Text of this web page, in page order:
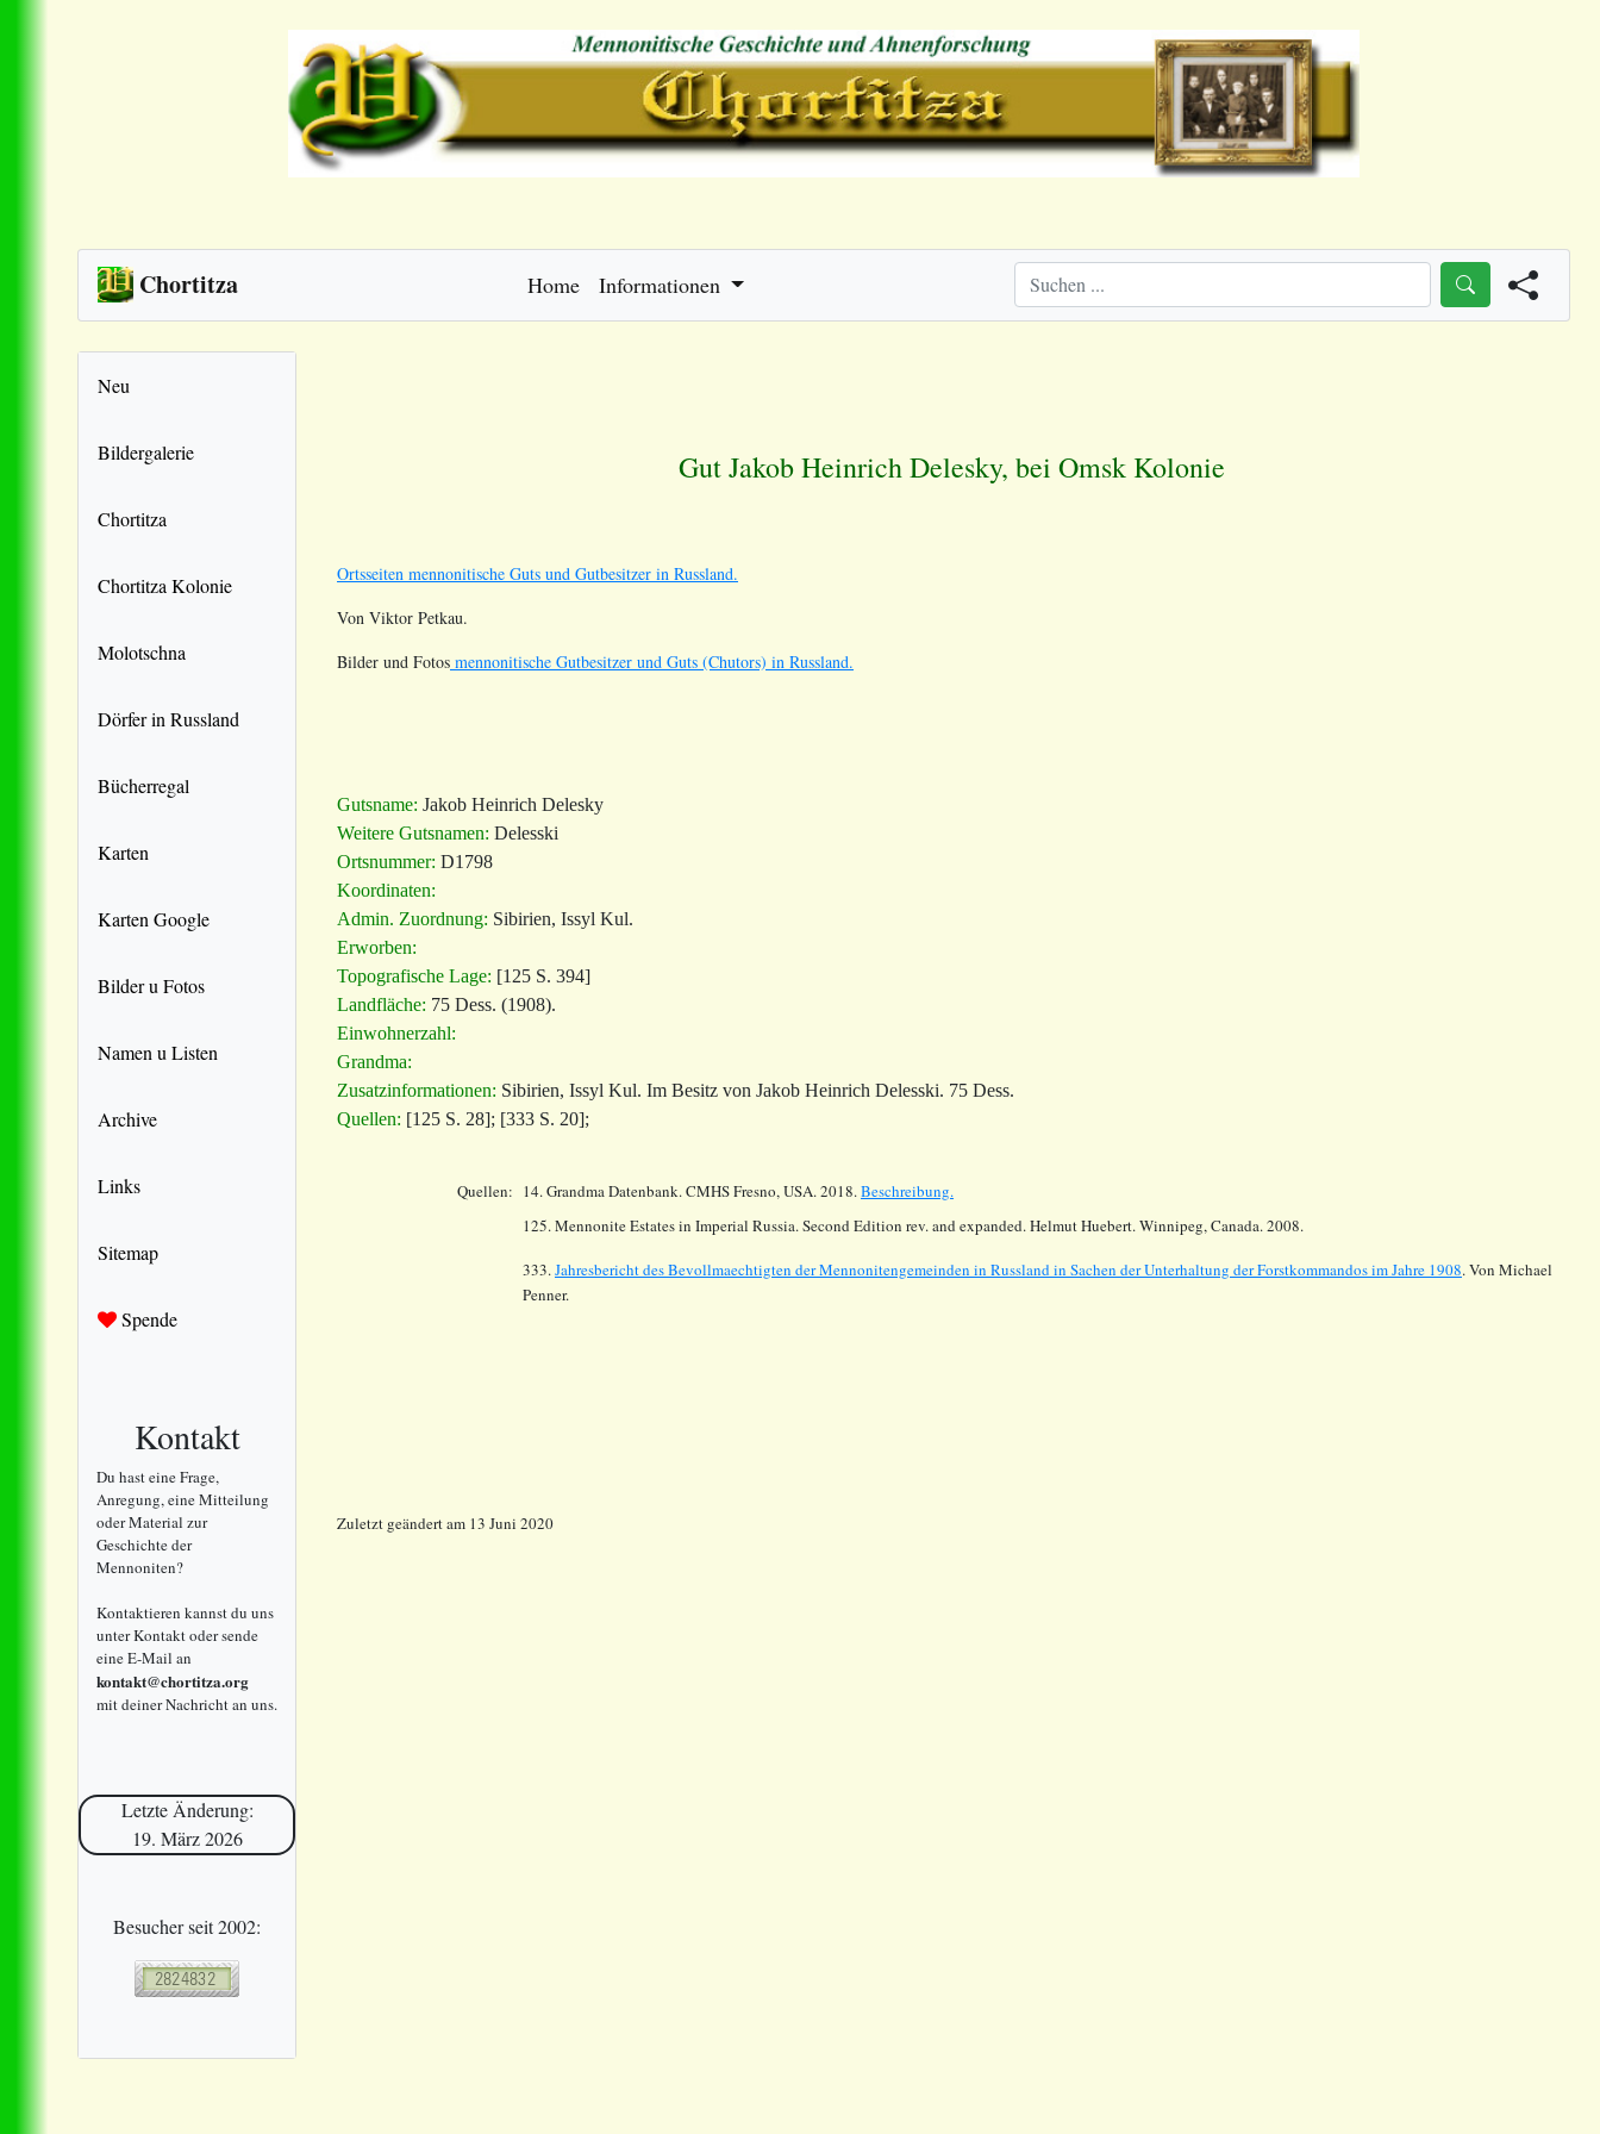
Chortitza Home Informationen
Neu
Bildergalerie
Chortitza
Chortitza Kolonie
Molotschna
Dörfer in Russland
Bücherregal
Karten
Karten Google
Bilder u Fotos
Namen u Listen
Archive
Links
Sitemap
Spende
Kontakt
Du hast eine Frage,
Anregung, eine Mitteilung
oder Material zur
Geschichte der
Mennoniten?
Kontaktieren kannst du uns
unter Kontakt oder sende
eine E-Mail an
kontakt@chortitza.org
mit deiner Nachricht an uns.
Letzte Änderung:
19. März 2026
Besucher seit 2002:
Gut Jakob Heinrich Delesky, bei Omsk Kolonie
Ortsseiten mennonitische Guts und Gutbesitzer in Russland.
Von Viktor Petkau.
Bilder und Fotos mennonitische Gutbesitzer und Guts (Chutors) in Russland.
Gutsname: Jakob Heinrich Delesky
Weitere Gutsnamen: Delesski
Ortsnummer: D1798
Koordinaten:
Admin. Zuordnung: Sibirien, Issyl Kul.
Erworben:
Topografische Lage: [125 S. 394]
Landfläche: 75 Dess. (1908).
Einwohnerzahl:
Grandma:
Zusatzinformationen: Sibirien, Issyl Kul. Im Besitz von Jakob Heinrich Delesski. 75 Dess.
Quellen: [125 S. 28]; [333 S. 20];
Quellen: 14.Grandma Datenbank. CMHS Fresno, USA. 2018.Beschreibung.
125. Mennonite Estates in Imperial Russia. Second Edition rev. and expanded. Helmut Huebert. Winnipeg, Canada. 2008.
333.Jahresbericht des Bevollmaechtigten der Mennonitengemeinden in Russland in Sachen der Unterhaltung der Forstkommandos im Jahre 1908. Von Michael
Penner.
Zuletzt geändert am 13 Juni 2020